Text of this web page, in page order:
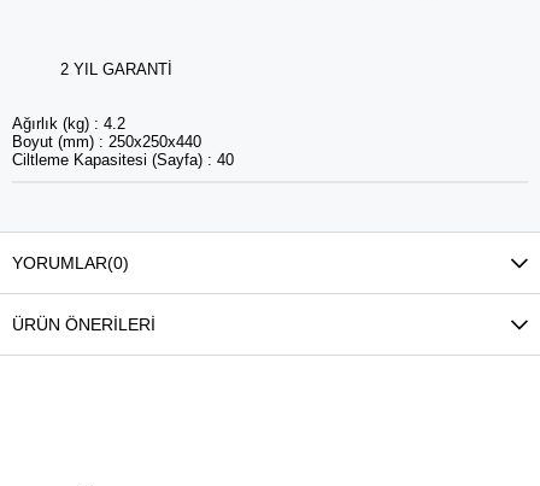
2 YIL GARANTİ
Ağırlık (kg) : 4.2
Boyut (mm) : 250x250x440
Ciltleme Kapasitesi (Sayfa) : 40
YORUMLAR(0)
ÜRÜN ÖNERILERI